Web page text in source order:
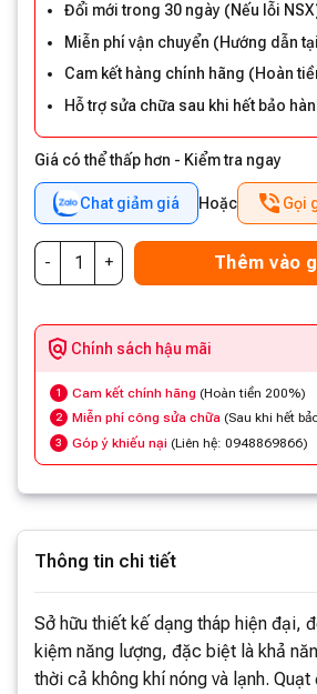
Đổi mới trong 30 ngày (Nếu lỗi
Miễn phí vận chuyển (Hướng dẫn
Cam kết hàng chính hãng (Hoàn
Hỗ trợ sửa chữa sau khi hết bảo
Giá có thể thấp hơn - Kiểm tra ngay
Chat giảm giá Hoặc Gọi
Thêm vào
Chính sách hậu mãi
1 Cam kết chính hãng (Hoàn tiền 200%)
2 Miễn phí công sửa chữa (Sau khi hết
3 Góp ý khiếu nại (Liên hệ: 0948869866)
Thông tin chi tiết
Sở hữu thiết kế dạng tháp hiện đại,
kiệm năng lượng, đặc biệt là khả
thời cả không khí nóng và lạnh.